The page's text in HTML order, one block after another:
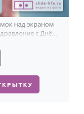
над экраном
с Днём